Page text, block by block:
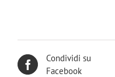
Condividi su
Facebook